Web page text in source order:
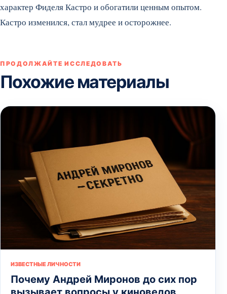
характер Фиделя Кастро и обогатили ценным опытом.
Кастро изменился, стал мудрее и осторожнее.
ПРОДОЛЖАЙТЕ ИССЛЕДОВАТЬ
Похожие материалы
ИЗВЕСТНЫЕ ЛИЧНОСТИ
Почему Андрей Миронов до сих пор